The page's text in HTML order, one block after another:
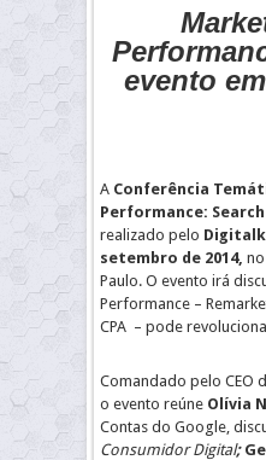
evento
A Conferência
Performance:
realizado pelo
setembro de 2014,
Paulo. O evento irá
Performance –
CPA – pode
Comandado pelo CEO
o evento reúne Olívia
Contas do Google,
Consumidor Digital;